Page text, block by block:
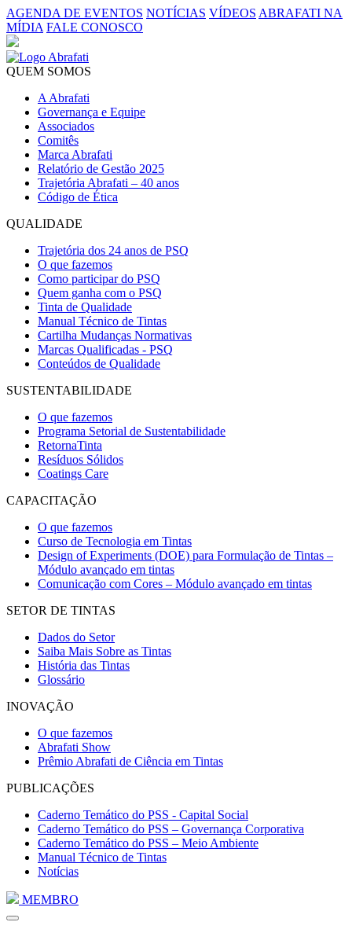
AGENDA DE EVENTOS NOTÍCIAS VÍDEOS ABRAFATI NA
MÍDIA FALE CONOSCO
QUEM SOMOS
A Abrafati
Governança e Equipe
Associados
Comitês
Marca Abrafati
Relatório de Gestão 2025
Trajetória Abrafati – 40 anos
Código de Ética
QUALIDADE
Trajetória dos 24 anos de PSQ
O que fazemos
Como participar do PSQ
Quem ganha com o PSQ
Tinta de Qualidade
Manual Técnico de Tintas
Cartilha Mudanças Normativas
Marcas Qualificadas - PSQ
Conteúdos de Qualidade
SUSTENTABILIDADE
O que fazemos
Programa Setorial de Sustentabilidade
RetornaTinta
Resíduos Sólidos
Coatings Care
CAPACITAÇÃO
O que fazemos
Curso de Tecnologia em Tintas
Design of Experiments (DOE) para Formulação de Tintas –
Módulo avançado em tintas
Comunicação com Cores – Módulo avançado em tintas
SETOR DE TINTAS
Dados do Setor
Saiba Mais Sobre as Tintas
História das Tintas
Glossário
INOVAÇÃO
O que fazemos
Abrafati Show
Prêmio Abrafati de Ciência em Tintas
PUBLICAÇÕES
Caderno Temático do PSS - Capital Social
Caderno Temático do PSS – Governança Corporativa
Caderno Temático do PSS – Meio Ambiente
Manual Técnico de Tintas
Notícias
MEMBRO